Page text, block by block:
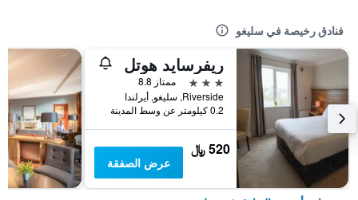
فنادق رخيصة في سليغو
ريفرسايد هوتل
3 نجوم
ممتاز 8.8
Riverside, سليغو, أيرلندا
0.2 كيلومتر عن وسط المدينة
520 ﷼
عرض الصفقة